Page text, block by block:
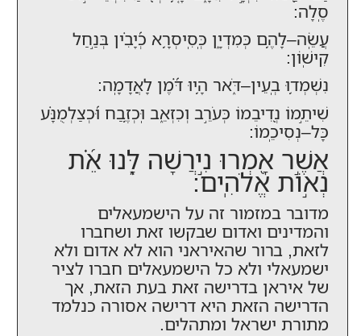
סֶֽלָה:
עֲשֵֽׂה–לָהֶ֥ם כְּמִדְיָ֑ן כְּֽסִֽיסְרָ֥א כְ֝יָבִ֗ין בְּנַ֣חַל
קִישֽׁוֹן:
נִשְׁמְד֥וּ בְֽעֵין–דֹּ֑אר הָ֥יוּ דֹּ֝֗מֶן לָאֲדָמָֽה:
שִׁיתֵ֣מוֹ נְ֭דִיבֵמוֹ כְּעֹרֵ֣ב וְכִזְאֵ֑ב וּֽכְזֶ֥בַח וּ֝כְצַלְמֻנָּ֗ע
כָּל–נְסִיכֵֽמוֹ:
אֲשֶׁ֣ר אָ֭מְרוּ נִ֣ירֲשָׁה לָּ֑נוּ אֵ֝֗ת
נְא֣וֹת אֱלֹהִֽים:
מדובר במזמור זה על הישמעאלים
והמדינים ואדום שבקשו זאת ושחברו
לזאת, ברור שהאיראני הוא לא אדום ולא
ישמעאלי ולא כל הישמעאלים חברו לציר
של איראן בדרישה זאת בעת הזאת, אך
הדרישה הזאת היא דרישה אסורה כנלמד
מתורת ישראל ומתהלים.